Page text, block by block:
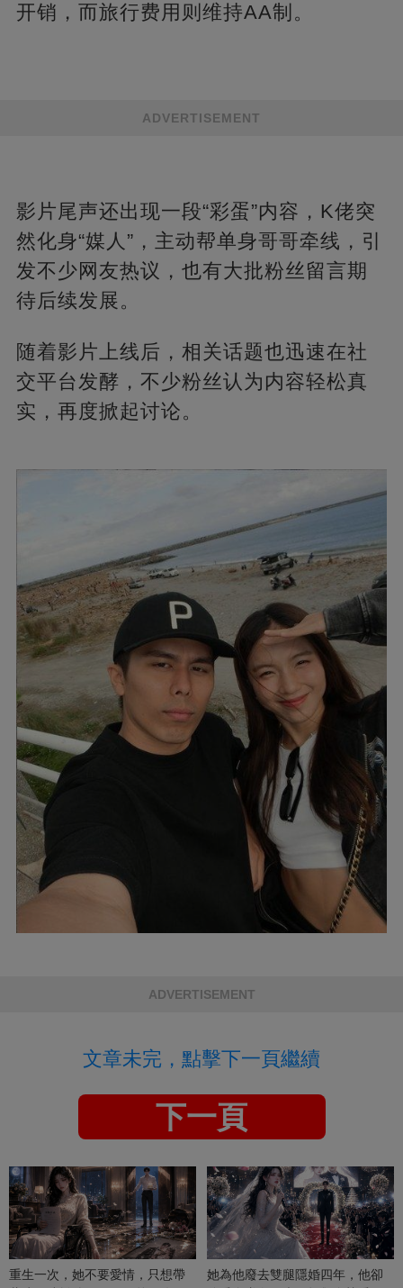
开销，而旅行费用则维持AA制。
ADVERTISEMENT
影片尾声还出现一段“彩蛋”内容，K佬突
然化身“媒人”，主动帮单身哥哥牵线，引
发不少网友热议，也有大批粉丝留言期
待后续发展。
随着影片上线后，相关话题也迅速在社
交平台发酵，不少粉丝认为内容轻松真
实，再度掀起讨论。
ADVERTISEMENT
文章未完，點擊下一頁繼續
下一頁
重生一次，她不要愛情，只想帶
她為他廢去雙腿隱婚四年，他卻